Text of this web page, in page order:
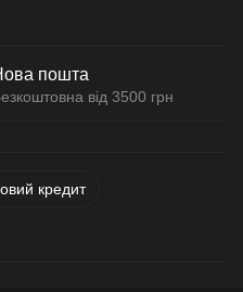
пошта
від 3500 грн
кредит